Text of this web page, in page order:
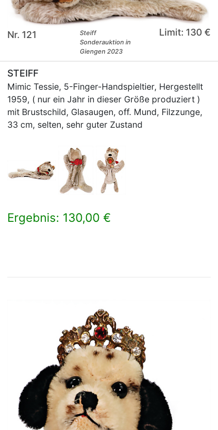
Nr. 121
Steiff
Sonderauktion in
Giengen 2023
Limit: 130 €
STEIFF
Mimic Tessie, 5-Finger-Handspieltier, Hergestellt
1959, ( nur ein Jahr in dieser Größe produziert )
mit Brustschild, Glasaugen, off. Mund, Filzzunge,
33 cm, selten, sehr guter Zustand
Ergebnis: 130,00 €